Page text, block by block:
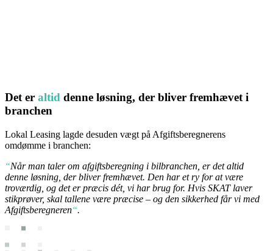
Det er altid denne løsning, der bliver fremhævet i
branchen
Lokal Leasing lagde desuden vægt på Afgiftsberegnerens
omdømme i branchen:
“Når man taler om afgiftsberegning i bilbranchen, er det altid
denne løsning, der bliver fremhævet. Den har et ry for at være
troværdig, og det er præcis dét, vi har brug for. Hvis SKAT laver
stikprøver, skal tallene være præcise – og den sikkerhed får vi med
Afgiftsberegneren“.